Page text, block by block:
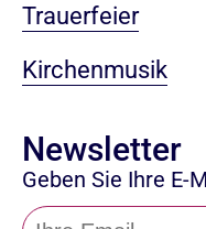
Trauerfeier
Kirchenmusik
Newsletter
Geben Sie Ihre E-